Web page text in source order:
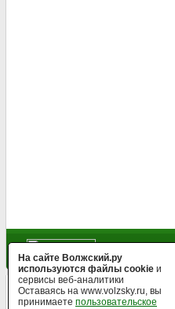
На сайте Волжский.ру
используются файлы cookie и
сервисы веб-аналитики
Оставаясь на www.volzsky.ru, вы
принимаете пользовательское